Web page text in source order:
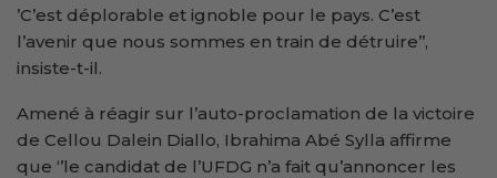
’C’est déplorable et ignoble pour le pays. C’est
l’avenir que nous sommes en train de détruire’’,
insiste-t-il.
Amené à réagir sur l’auto-proclamation de la victoire
de Cellou Dalein Diallo, Ibrahima Abé Sylla affirme
que ‘’le candidat de l’UFDG n’a fait qu’annoncer les